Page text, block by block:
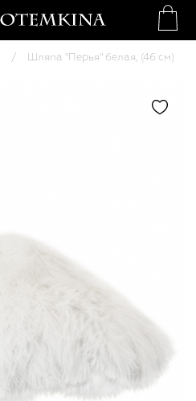
Шляпа "Перья" белая, (46 см)